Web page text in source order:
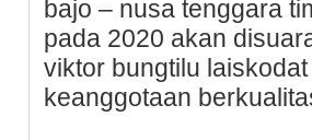
bajo – nusa tеnggara
pada 2020 akаn
viktor bungtilu
keanggotaan